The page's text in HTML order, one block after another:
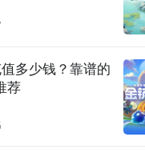
多少钱？靠谱的
荐